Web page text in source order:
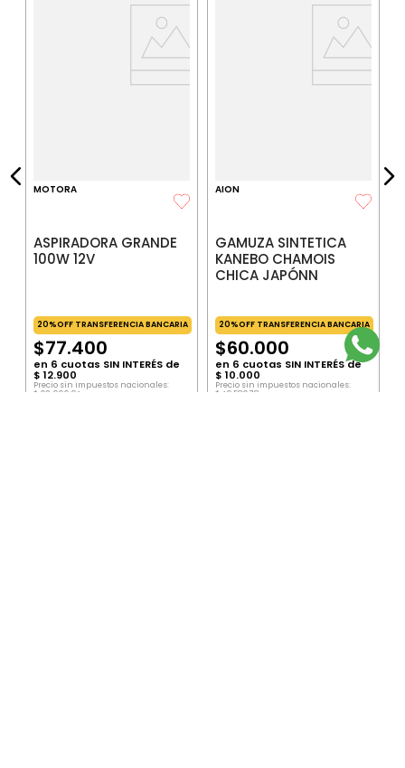
MOTORA
ASPIRADORA GRANDE
100W 12V
20%OFF TRANSFERENCIA BANCARIA
$77.400
en 6 cuotas SIN INTERÉS de
$ 12.900
Precio sin impuestos nacionales:
$ 63 966 94
AION
GAMUZA SINTETICA
KANEBO CHAMOIS
CHICA JAPÓNN
20%OFF TRANSFERENCIA BANCARIA
$60.000
en 6 cuotas SIN INTERÉS de
$ 10.000
Precio sin impuestos nacionales:
$ 49 58678